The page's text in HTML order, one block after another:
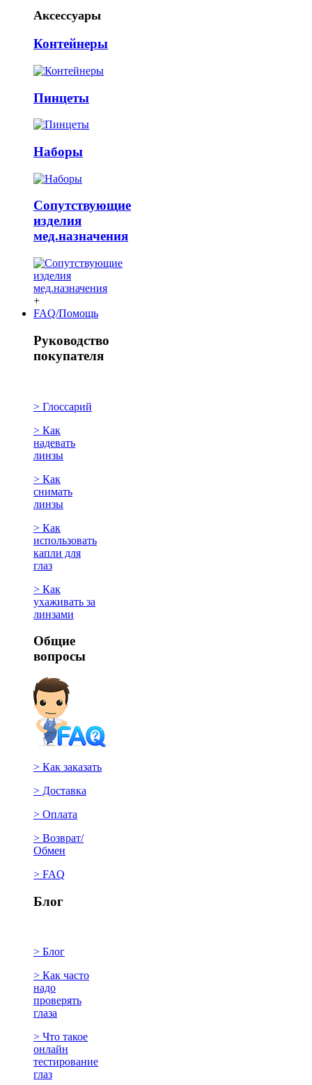
Аксессуары
Контейнеры
Пинцеты
Наборы
Сопутствующие
изделия
мед.назначения
+
FAQ/Помощь
Руководство
покупателя
> Глоссарий
> Как
надевать
линзы
> Как
снимать
линзы
> Как
использовать
капли для
глаз
> Как
ухаживать за
линзами
Общие
вопросы
> Как заказать
> Доставка
> Оплата
> Возврат/
Обмен
> FAQ
Блог
> Блог
> Как часто
надо
проверять
глаза
> Что такое
онлайн
тестирование
глаз